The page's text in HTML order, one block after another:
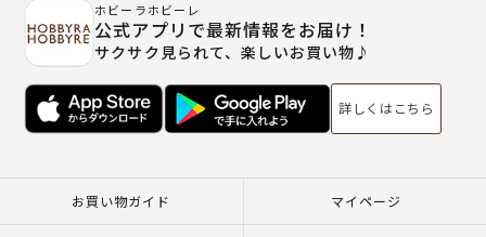
ホビーラホビーレ
公式アプリで最新情報をお届け！
サクサク見られて、楽しいお買い物♪
詳しくはこちら
お買い物ガイド マイページ